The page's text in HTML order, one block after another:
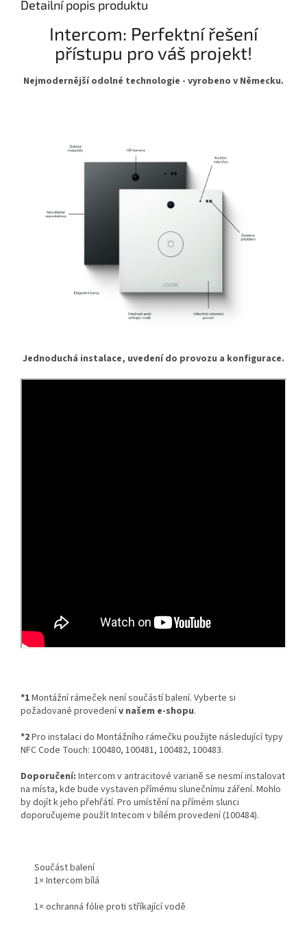
Detailní popis produktu
Intercom: Perfektní řešení
přístupu pro váš projekt!
Nejmodernější odolné technologie - vyrobeno v Německu.
Jednoduchá instalace, uvedení do provozu a konfigurace.
*1Montážní rámeček není součástí balení. Vyberte si
požadované provedenív našem e-shopu.
*2Pro instalaci do Montážního rámečku použijte následující typy
NFC Code Touch: 100480, 100481, 100482, 100483.
Doporučení: Intercom v antracitové varianě se nesmí instalovat
na místa, kde bude vystaven přímému slunečnímu záření. Mohlo
by dojít k jeho přehřátí. Pro umístění na přímém slunci
doporučujeme použít Intecom v bílém provedení (100484).
Součást balení
1× Intercom bílá
1× ochranná fólie proti stříkající vodě